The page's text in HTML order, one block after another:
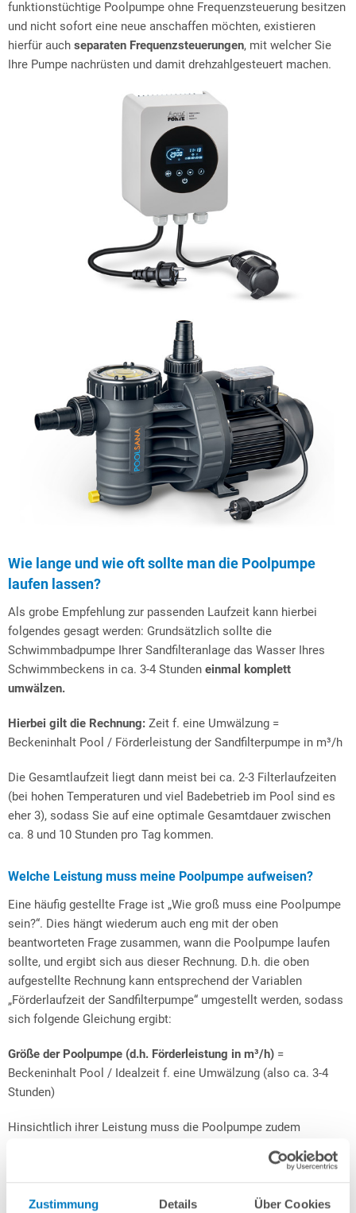
Zustimmung Details Über Cookies
funktionstüchtige Poolpumpe ohne Frequenzsteuerung besitzen
und nicht sofort eine neue anschaffen möchten, existieren
hierfür auch separaten Frequenzsteuerungen, mit welcher Sie
Ihre Pumpe nachrüsten und damit drehzahlgesteuert machen.
Wie lange und wie oft sollte man die Poolpumpe
laufen lassen?
Als grobe Empfehlung zur passenden Laufzeit kann hierbei
folgendes gesagt werden: Grundsätzlich sollte die
Schwimmbadpumpe Ihrer Sandfilteranlage das Wasser Ihres
Schwimmbeckens in ca. 3-4 Stunden einmal komplett
umwälzen.
Hierbei gilt die Rechnung: Zeit f. eine Umwälzung =
Beckeninhalt Pool / Förderleistung der Sandfilterpumpe in m³/h
Die Gesamtlaufzeit liegt dann meist bei ca. 2-3 Filterlaufzeiten
(bei hohen Temperaturen und viel Badebetrieb im Pool sind es
eher 3), sodass Sie auf eine optimale Gesamtdauer zwischen
ca. 8 und 10 Stunden pro Tag kommen.
Welche Leistung muss meine Poolpumpe aufweisen?
Eine häufig gestellte Frage ist „Wie groß muss eine Poolpumpe
sein?“. Dies hängt wiederum auch eng mit der oben
beantworteten Frage zusammen, wann die Poolpumpe laufen
sollte, und ergibt sich aus dieser Rechnung. D.h. die oben
aufgestellte Rechnung kann entsprechend der Variablen
„Förderlaufzeit der Sandfilterpumpe“ umgestellt werden, sodass
sich folgende Gleichung ergibt:
Größe der Poolpumpe (d.h. Förderleistung in m³/h) =
Beckeninhalt Pool / Idealzeit f. eine Umwälzung (also ca. 3-4
Stunden)
Hinsichtlich ihrer Leistung muss die Poolpumpe zudem
Falls Sie noch keinen Kessel besitzen, empfiehlt es sich
grundsätzlich einefertig zusammengestellte Sandfilteranlagezu
wählen, da hierbei Pumpenstärke und Kesselgröße schon